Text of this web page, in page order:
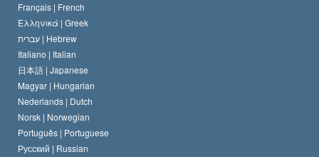
Français | French
Ελληνικά | Greek
עברית | Hebrew
Italiano | Italian
日本語 | Japanese
Magyar | Hungarian
Nederlands | Dutch
Norsk | Norwegian
Português | Portuguese
Русский | Russian